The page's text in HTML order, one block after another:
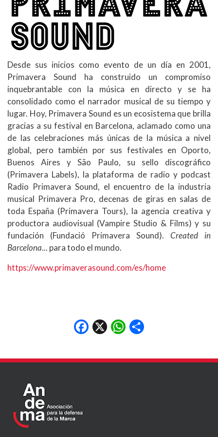
Desde sus inicios como evento de un día en 2001,
Primavera Sound ha construido un compromiso
inquebrantable con la música en directo y se ha
consolidado como el narrador musical de su tiempo y
lugar. Hoy, Primavera Sound es un ecosistema que brilla
gracias a su festival en Barcelona, aclamado como una
de las celebraciones más únicas de la música a nivel
global, pero también por sus festivales en Oporto,
Buenos Aires y São Paulo, su sello discográfico
(Primavera Labels), la plataforma de radio y podcast
Radio Primavera Sound, el encuentro de la industria
musical Primavera Pro, decenas de giras en salas de
toda España (Primavera Tours), la agencia creativa y
productora audiovisual (Vampire Studio & Films) y su
fundación (Fundació Primavera Sound). Created in
Barcelona... para todo el mundo.
https://www.primaverasound.com/es/home
Facebook
X WhatsApp